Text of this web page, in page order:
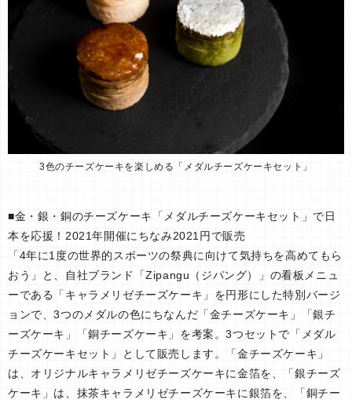
3色のチーズケーキを楽しめる「メダルチーズケーキセット」
■金・銀・銅のチーズケーキ「メダルチーズケーキセット」で日
本を応援！2021年開催にちなみ2021円で販売
「4年に1度の世界的スポーツの祭典に向けて気持ちを高めてもら
おう」と、自社ブランド「Zipangu（ジパング）」の看板メニュ
ーである「キャラメリゼチーズケーキ」を円形にした特別バージ
ョンで、3つのメダルの色にちなんだ「金チーズケーキ」「銀チ
ーズケーキ」「銅チーズケーキ」を考案。3つセットで「メダル
チーズケーキセット」として販売します。「金チーズケーキ」
は、オリジナルキャラメリゼチーズケーキに金箔を、「銀チーズ
ケーキ」は、抹茶キャラメリゼチーズケーキに銀箔を、「銅チー